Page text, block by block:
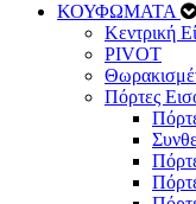
ΚΟΥΦΩΜΑΤΑ
Κεντρική
PIVOT
Πόρτες